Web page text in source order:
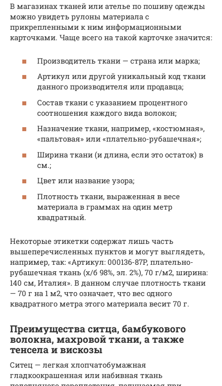
В магазинах тканей или ателье по пошиву одежды
можно увидеть рулоны материала с
прикрепленными к ним информационными
карточками. Чаще всего на такой карточке значится:
Производитель ткани — страна или марка;
Артикул или другой уникальный код ткани
данного производителя или продавца;
Состав ткани с указанием процентного
соотношения каждого вида волокон;
Назначение ткани, например, «костюмная»,
«пальтовая» или «плательно-рубашечная»;
Ширина ткани (и длина, если это остаток) в
см.;
Цвет или название узора;
Плотность ткани, выраженная в весе
материала в граммах на один метр
квадратный.
Некоторые этикетки содержат лишь часть
вышеперечисленных пунктов и могут выглядеть,
например, так: «Артикул: 000136-87P, плательно-
рубашечная ткань (х/б 98%, эл. 2%), 70 г/м2, ширина:
140 см, Италия». В данном случае плотность ткани
— 70 г на 1 м2, что означает, что вес одного
квадратного метра этого материала весит 70 г.
Преимущества ситца, бамбукового
волокна, махровой ткани, а также
тенсела и вискозы
Ситец — легкая хлопчатобумажная
гладкоокрашенная или набивная ткань